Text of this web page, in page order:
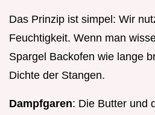
Das Prinzip ist simpel: Wir
Feuchtigkeit. Wenn man
Spargel Backofen wie lange
Dichte der Stangen.
Dampfgaren: Die Butter und